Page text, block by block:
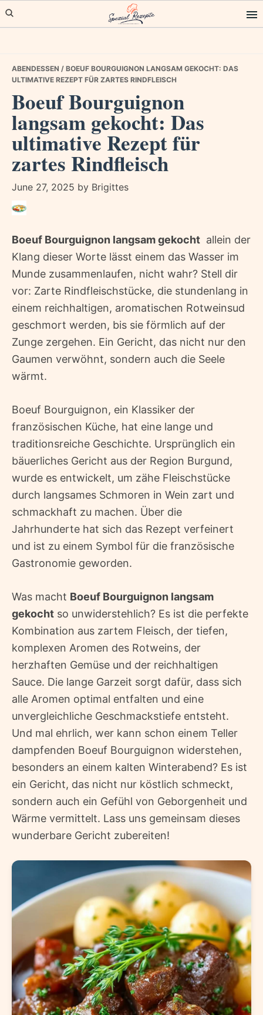
Skip
to
Skip
to
Skip
to
ABENDESSEN / BOEUF BOURGUIGNON LANGSAM GEKOCHT: DAS
ULTIMATIVE REZEPT FÜR ZARTES RINDFLEISCH
Boeuf Bourguignon
langsam gekocht: Das
ultimative Rezept für
zartes Rindfleisch
June 27, 2025 by Brigittes
Boeuf Bourguignon langsam gekocht  allein der
Klang dieser Worte lässt einem das Wasser im
Munde zusammenlaufen, nicht wahr? Stell dir
vor: Zarte Rindfleischstücke, die stundenlang in
einem reichhaltigen, aromatischen Rotweinsud
geschmort werden, bis sie förmlich auf der
Zunge zergehen. Ein Gericht, das nicht nur den
Gaumen verwöhnt, sondern auch die Seele
wärmt.
Boeuf Bourguignon, ein Klassiker der
französischen Küche, hat eine lange und
traditionsreiche Geschichte. Ursprünglich ein
bäuerliches Gericht aus der Region Burgund,
wurde es entwickelt, um zähe Fleischstücke
durch langsames Schmoren in Wein zart und
schmackhaft zu machen. Über die
Jahrhunderte hat sich das Rezept verfeinert
und ist zu einem Symbol für die französische
Gastronomie geworden.
Was macht Boeuf Bourguignon langsam
gekocht so unwiderstehlich? Es ist die perfekte
Kombination aus zartem Fleisch, der tiefen,
komplexen Aromen des Rotweins, der
herzhaften Gemüse und der reichhaltigen
Sauce. Die lange Garzeit sorgt dafür, dass sich
alle Aromen optimal entfalten und eine
unvergleichliche Geschmackstiefe entsteht.
Und mal ehrlich, wer kann schon einem Teller
dampfenden Boeuf Bourguignon widerstehen,
besonders an einem kalten Winterabend? Es ist
ein Gericht, das nicht nur köstlich schmeckt,
sondern auch ein Gefühl von Geborgenheit und
Wärme vermittelt. Lass uns gemeinsam dieses
wunderbare Gericht zubereiten!